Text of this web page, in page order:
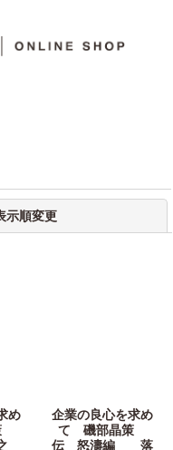
示順変更
め
企業の良心を求め
て 磯部晶策
伝 怒濤編 落